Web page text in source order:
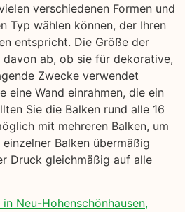
verschiedenen Formen und
Typ wählen können, der Ihren
entspricht. Die Größe der
davon ab, ob sie für dekorative,
Zwecke verwendet
eine Wand einrahmen, die ein
Sie die Balken rund alle 16
mit mehreren Balken, um
Balken übermäßig
Druck gleichmäßig auf alle
Neu-Hohenschönhausen,